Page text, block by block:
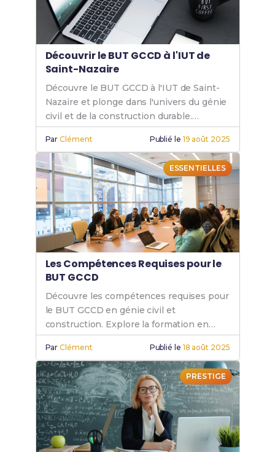
Découvrir le BUT GCCD à l'IUT de
Saint-Nazaire
Découvre le BUT GCCD à l'IUT de Saint-
Nazaire et plonge dans l'univers du génie
civil et de la construction durable.
Rejoins-nous pour une formation
d'excellence.
ParClément Publié le 19 août 2025
ESSENTIELLES
Les Compétences Requises pour le
BUT GCCD
Découvre les compétences requises pour
le BUT GCCD en génie civil et
construction. Explore la formation en
génie civil pour réussir ton BUT GCCD.
ParClément Publié le 18 août 2025
PRESTIGE